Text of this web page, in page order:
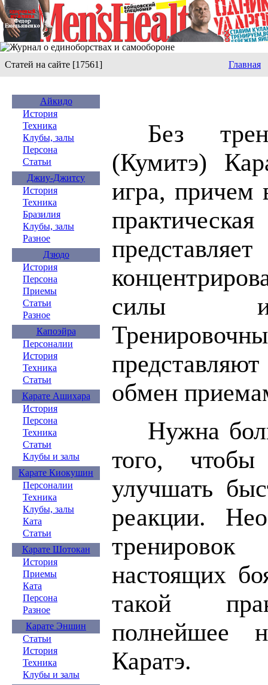
Статей на сайте [17561] Главная
Айкидо
История
Техника
Клубы, залы
Персона
Статьи
Джиу-Джитсу
История
Техника
Бразилия
Клубы, залы
Разное
Дзюдо
История
Персона
Приемы
Статьи
Разное
Капоэйра
Персоналии
История
Техника
Статьи
Карате Ашихара
История
Персона
Техника
Статьи
Клубы и залы
Карате Киокушин
Персоналии
Техника
Клубы, залы
Ката
Статьи
Карате Шотокан
История
Приемы
Ката
Персона
Разное
Карате Эншин
Статьи
История
Техника
Клубы и залы
Без
(Кумитэ)
игра, причем
силы и
обмен
Нужна
того,
улучшать
реакции.
настоящих
такой
полнейшее
Каратэ.